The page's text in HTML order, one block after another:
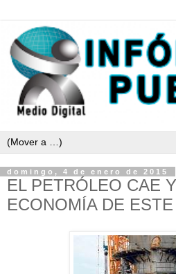
domingo, 4 de enero de 2015
EL PETRÓLEO CAE
ECONOMÍA DE